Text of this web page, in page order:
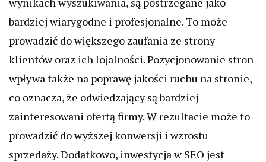
bardziej wiarygodne i profesjonalne. To może
prowadzić do większego zaufania ze strony
klientów oraz ich lojalności. Pozycjonowanie stron
wpływa także na poprawę jakości ruchu na stronie,
co oznacza, że odwiedzający są bardziej
zainteresowani ofertą firmy. W rezultacie może to
prowadzić do wyższej konwersji i wzrostu
sprzedaży. Dodatkowo, inwestycja w SEO jest